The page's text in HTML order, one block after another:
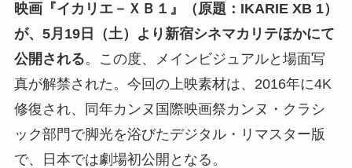
映画『イカリエ－ＸＢ１』（原題：IKARIE XB 1）
が、5月19日（土）より新宿シネマカリテほかにて
公開される。この度、メインビジュアルと場面写
真が解禁された。今回の上映素材は、2016年に4K
修復され、同年カンヌ国際映画祭カンヌ・クラシ
ック部門で脚光を浴びたデジタル・リマスター版
で、日本では劇場初公開となる。